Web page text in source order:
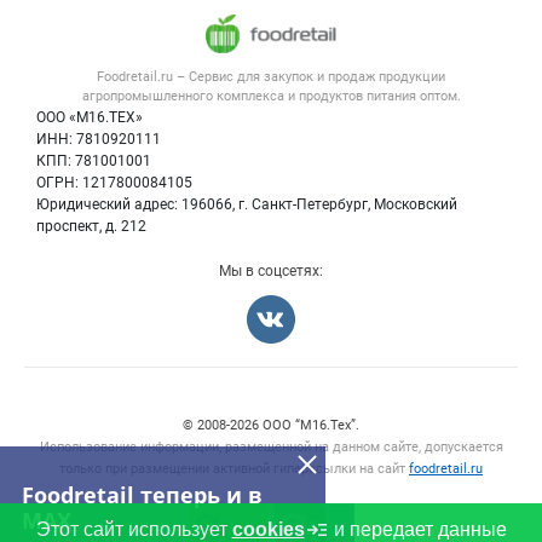
Foodretail теперь и в
MAX
Foodretail.ru – Сервис для закупок и продаж продукции
агропромышленного комплекса и продуктов питания оптом.
ООО «М16.ТЕХ»
ИНН: 7810920111
КПП: 781001001
ОГРН: 1217800084105
Юридический адрес: 196066, г. Санкт-Петербург, Московский
проспект, д. 212
Публичная оферта
Контактная информация
Политика обработки персональных данных
Новости рынка
Вакансии
Напитки, соки, вода
Оборудование для пищепрома
Информация о компаниях
Мы в соцсетях:
© 2008‑2026 ООО “М16.Тех”.
Использование информации, размещенной на данном сайте, допускается
только при размещении активной гиперссылки на сайт foodretail.ru
Этот сайт использует cookies и передает данные